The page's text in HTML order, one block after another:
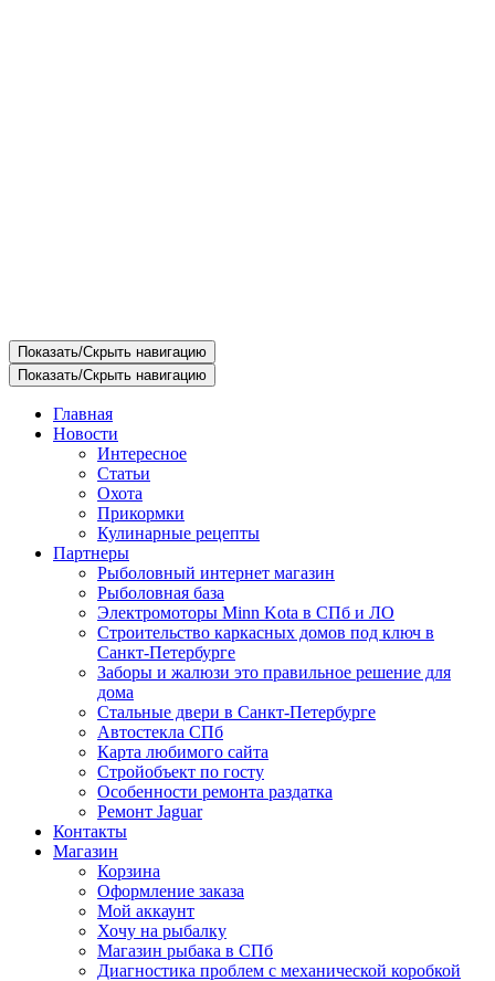
Показать/Скрыть навигацию
Показать/Скрыть навигацию
Главная
Новости
Интересное
Статьи
Охота
Прикормки
Кулинарные рецепты
Партнеры
Рыболовный интернет магазин
Рыболовная база
Электромоторы Minn Kota в СПб и ЛО
Строительство каркасных домов под ключ в
Санкт-Петербурге
Заборы и жалюзи это правильное решение для
дома
Стальные двери в Санкт-Петербурге
Автостекла СПб
Карта любимого сайта
Стройобъект по госту
Особенности ремонта раздатка
Ремонт Jaguar
Контакты
Магазин
Корзина
Оформление заказа
Мой аккаунт
Хочу на рыбалку
Магазин рыбака в СПб
Диагностика проблем с механической коробкой